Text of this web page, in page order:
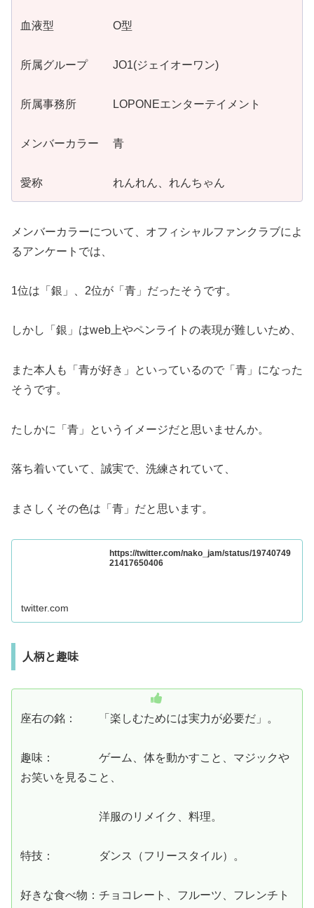
血液型 O型
所属グループ JO1(ジェイオーワン)
所属事務所 LOPONEエンターテイメント
メンバーカラー 青
愛称 れんれん、れんちゃん
メンバーカラーについて、オフィシャルファンクラブによ
るアンケートでは、
1位は「銀」、2位が「青」だったそうです。
しかし「銀」はweb上やペンライトの表現が難しいため、
また本人も「青が好き」といっているので「青」になった
そうです。
たしかに「青」というイメージだと思いませんか。
落ち着いていて、誠実で、洗練されていて、
まさしくその色は「青」だと思います。
https://twitter.com/nako_jam/status/19740749
21417650406
twitter.com
人柄と趣味
座右の銘： 「楽しむためには実力が必要だ」。
趣味： ゲーム、体を動かすこと、マジックや
お笑いを見ること、
洋服のリメイク、料理。
特技： ダンス（フリースタイル）。
好きな食べ物：チョコレート、フルーツ、フレンチト